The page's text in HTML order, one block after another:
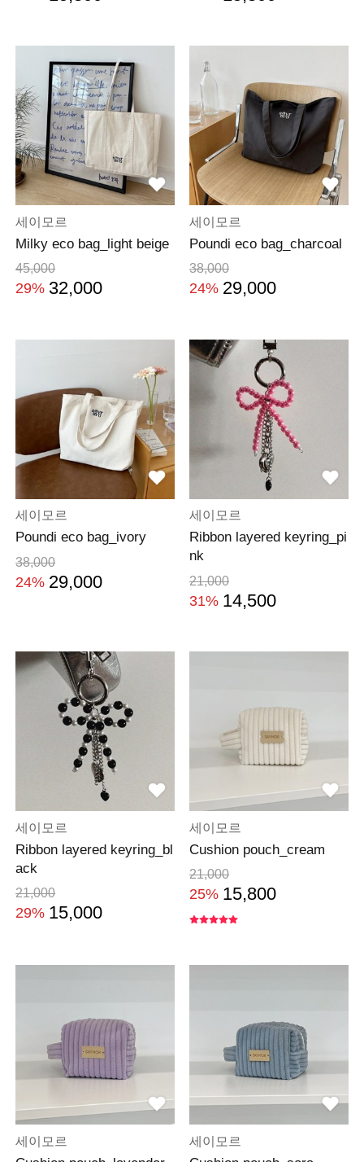
세이모르
Milky eco bag_light beige
45,000
29% 32,000
세이모르
Poundi eco bag_charcoal
38,000
24% 29,000
세이모르
Poundi eco bag_ivory
38,000
24% 29,000
세이모르
Ribbon layered keyring_pi
nk
21,000
31% 14,500
세이모르
Ribbon layered keyring_bl
ack
21,000
29% 15,000
세이모르
Cushion pouch_cream
21,000
25% 15,800
세이모르 세이모르